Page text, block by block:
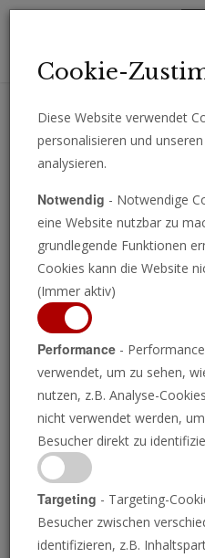
Erhalten Sie wichtige Analysen,
Zweiter
Deutschen
“
Fehlende soziale
Angst vor einer
Cookie-
Diese Website verwendet
personalisieren und
analysieren.
Notwendig - Notwendige
eine Website nutzbar zu
grundlegende Funktionen
Cookies kann die Website
(Immer aktiv)
Performance -
verwendet, um zu sehen,
nutzen, z.B. Analyse-
nicht verwendet werden,
Besucher direkt zu
Targeting - Targeting-
Besucher zwischen
identifizieren, z.B.